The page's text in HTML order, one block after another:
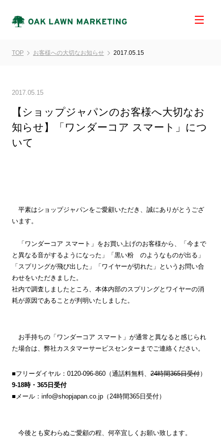
TOP お客様への大切なお知らせ 2017.05.15
2017.05.15
【ショップジャパンのお客様へ大切なお
知らせ】「ワンダーコア スマート」につ
いて
平素はショップジャパンをご愛顧いただき、誠にありがとうござ
います。
「ワンダーコア スマート」をお買い上げのお客様から、「今まで
と異なる音がするようになった」「黒い粉 のようなものが出る」
「スプリングが飛び出した」「ワイヤーが切れた」というお問い合
わせをいただきました。
社内で調査しましたところ、本体内部のスプリングとワイヤーの消
耗が原因であることが判明いたしました。
お手持ちの「ワンダーコア スマート」が通常と異なると感じられ
た場合は、弊社カスタマーサービスセンターまでご連絡ください。
■フリーダイヤル：0120-096-860（通話料無料、24時間365日受付）
9-18時・365日受付
■メール：info@shopjapan.co.jp（24時間365日受付）
今後とも変わらぬご愛顧の程、何卒宜しくお願い致します。